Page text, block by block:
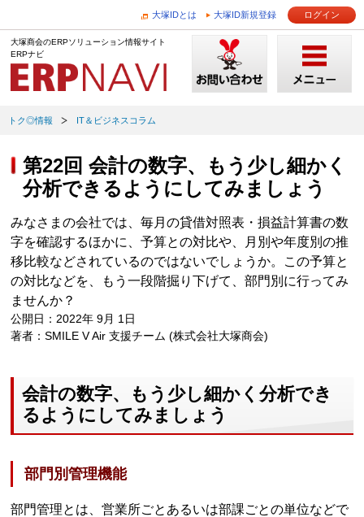
大塚IDとは 大塚ID新規登録 ログイン
大塚商会のERPソリューション情報サイト
ERPナビ
トク◎情報 IT＆ビジネスコラム
第22回 会計の数字、もう少し細かく
分析できるようにしてみましょう
みなさまの会社では、毎月の貸借対照表・損益計算書の数
字を確認するほかに、予算との対比や、月別や年度別の推
移比較などされているのではないでしょうか。この予算と
の対比などを、もう一段階掘り下げて、部門別に行ってみ
ませんか？
公開日：2022年 9月 1日
著者：SMILE V Air 支援チーム (株式会社大塚商会)
会計の数字、もう少し細かく分析でき
るようにしてみましょう
部門別管理機能
部門管理とは、営業所ごとあるいは部課ごとの単位などで